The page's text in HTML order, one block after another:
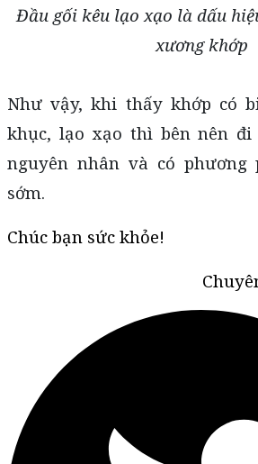
Đầu gối kêu lạo xạo là dấu
xương khớp
Như vậy, khi thấy khớp có
khục, lạo xạo thì bên nên
nguyên nhân và có
sớm.
Chúc bạn sức khỏe!